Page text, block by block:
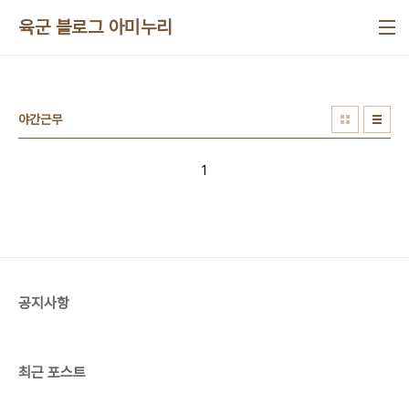
육군 블로그 아미누리
야간근무
1
공지사항
최근 포스트